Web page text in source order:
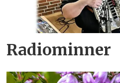
Radiominner